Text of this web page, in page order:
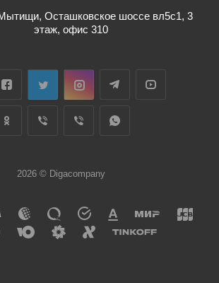
Мытищи, Осташковское шоссе вл5с1, 3
этаж, офис 310
2026 © Digacompany